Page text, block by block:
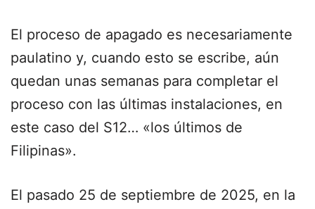
El proceso de apagado es necesariamente
paulatino y, cuando esto se escribe, aún
quedan unas semanas para completar el
proceso con las últimas instalaciones, en
este caso del S12… «los últimos de
Filipinas».
El pasado 25 de septiembre de 2025, en la